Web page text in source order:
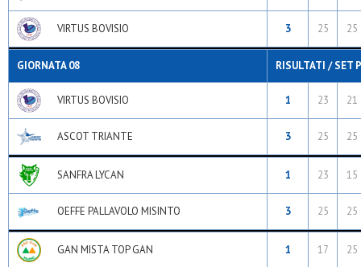
VIRTUS BOVISIO 3 25 25
GIORNATA 08 RISULTATI / SET
VIRTUS BOVISIO 1 23 21
ASCOT TRIANTE 3 25 25
SANFRA LYCAN 1 23 15
OEFFE PALLAVOLO MISINTO 3 25 25
GAN MISTA TOP GAN 1 17 25